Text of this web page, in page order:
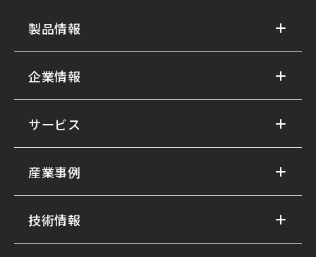
製品情報
企業情報
サービス
産業事例
技術情報